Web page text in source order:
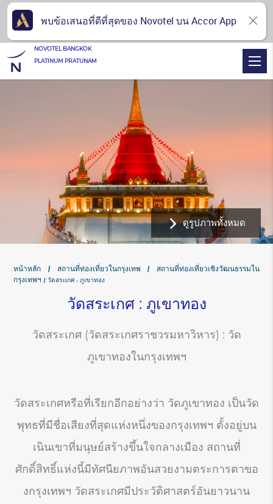
ดูรูปภาพทั้งหมด
หน้าหลัก สถานที่ท่องเที่ยวในกรุงเทพ
สถานที่ท่องเที่ยวเชิงวัฒนธรรมใน
กรุงเทพฯ
วัดสระเกศ : ภูเขาทอง
วัดสระเกศ : ภูเขาทอง
วัดสระเกศ (วัดสระเกศราชวรมหาวิหาร) : วัด
ภูเขาทองในกรุงเทพฯ
วัดสระเกศหรือที่เรียกอีกอย่างว่า วัดภูเขาทอง เป็นวัด
พุทธที่มีชื่อเสียงที่สุดแห่งหนึ่งของกรุงเทพฯ ตั้งอยู่บน
เนินเขาที่มนุษย์สร้างขึ้นใจกลางเมือง สถานที่
ศักดิ์สิทธิ์แห่งนี้มีทัศนียภาพอันสวยงามตระการตาขอ
งกรุงเทพฯ วัดสระเกศมีประวัติศาสตร์อันยาวนาน
NOVOTEL BANGKOK
PLATINUM PRATUNAM
พบข้อเสนอที่ดีที่สุดของ Novotel บน Accor App